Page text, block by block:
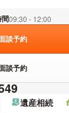
間09:30 - 12:00
談予約
談予約
遺産相続